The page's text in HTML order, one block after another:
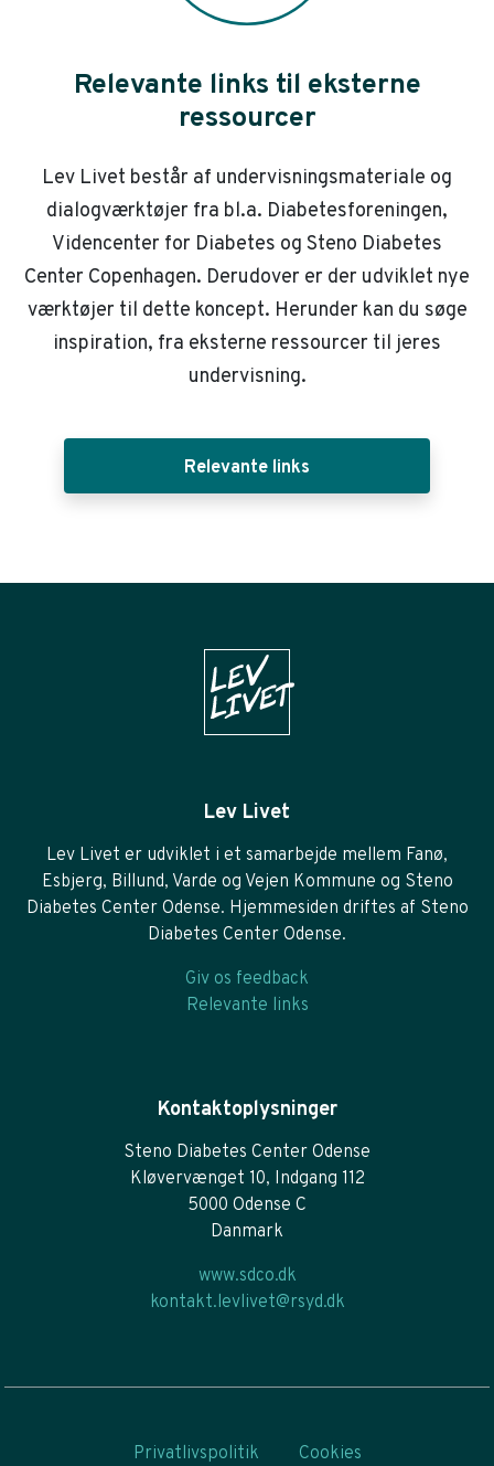
Relevante links til eksterne
ressourcer
Lev Livet består af undervisningsmateriale og
dialogværktøjer fra bl.a. Diabetesforeningen,
Videncenter for Diabetes og Steno Diabetes
Center Copenhagen. Derudover er der udviklet nye
værktøjer til dette koncept. Herunder kan du søge
inspiration, fra eksterne ressourcer til jeres
undervisning.
Relevante links
Lev Livet
Lev Livet er udviklet i et samarbejde mellem Fanø,
Esbjerg, Billund, Varde og Vejen Kommune og Steno
Diabetes Center Odense. Hjemmesiden driftes af Steno
Diabetes Center Odense.
Giv os feedback
Relevante links
Kontaktoplysninger
Steno Diabetes Center Odense
Kløvervænget 10, Indgang 112
5000 Odense C
Danmark
www.sdco.dk
kontakt.levlivet@rsyd.dk
Privatlivspolitik Cookies